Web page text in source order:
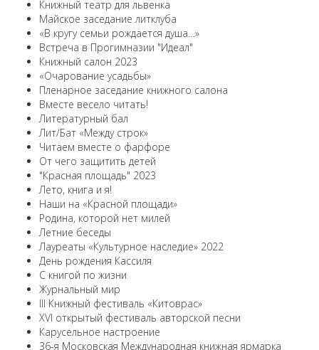
Книжный театр для львенка
Майское заседание литклуба
«В кругу семьи рождается душа…»
Встреча в Прогимназии "Идеал"
Книжный салон 2023
«Очарование усадьбы»
Пленарное заседание книжного салона
Вместе весело читать!
Литературный бал
Лит/Бат «Между строк»
Читаем вместе о фарфоре
От чего защитить детей
"Красная площадь" 2023
Лето, книга и я!
Наши на «Красной площади»
Родина, которой нет милей
Летние беседы
Лауреаты «Культурное наследие» 2022
День рождения Кассиля
С книгой по жизни
Журнальный мир
III Книжный фестиваль «Китоврас»
ХVI открытый фестиваль авторской песни
Карусельное настроение
36-я Московская Международная книжная ярмарка